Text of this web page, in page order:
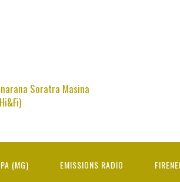
Soratra Masina
(MG) EMISSIONS RADIO